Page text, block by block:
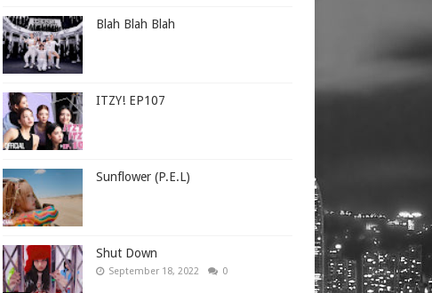
Blah Blah Blah
ITZY! EP107
Sunflower (P.E.L)
Shut Down
September 18, 2022 0